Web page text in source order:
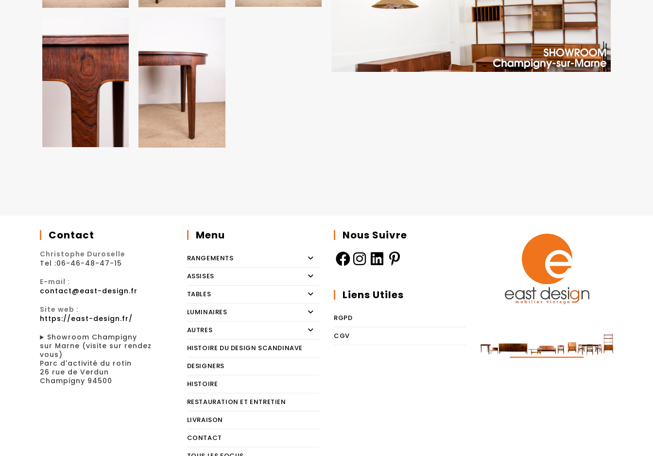
Contact
Christophe Duroselle
Tel :06-46-48-47-15
E-mail :
contact@east-design.fr
Site web :
https://east-design.fr/
Showroom Champigny
sur Marne (visite sur rendez
vous)
Parc d'activité du rotin
26 rue de Verdun
Champigny 94500
Menu
RANGEMENTS
ASSISES
TABLES
LUMINAIRES
AUTRES
HISTOIRE DU DESIGN SCANDINAVE
DESIGNERS
HISTOIRE
RESTAURATION ET ENTRETIEN
LIVRAISON
CONTACT
Nous Suivre
Liens Utiles
RGPD
CGV